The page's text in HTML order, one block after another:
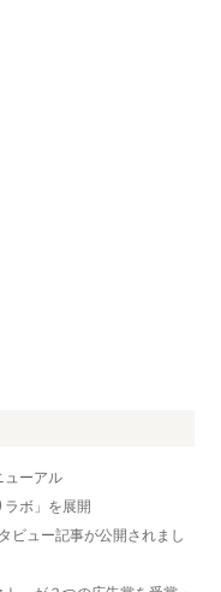
ューアル
ボ」を展開
ビュー記事が公開されまし